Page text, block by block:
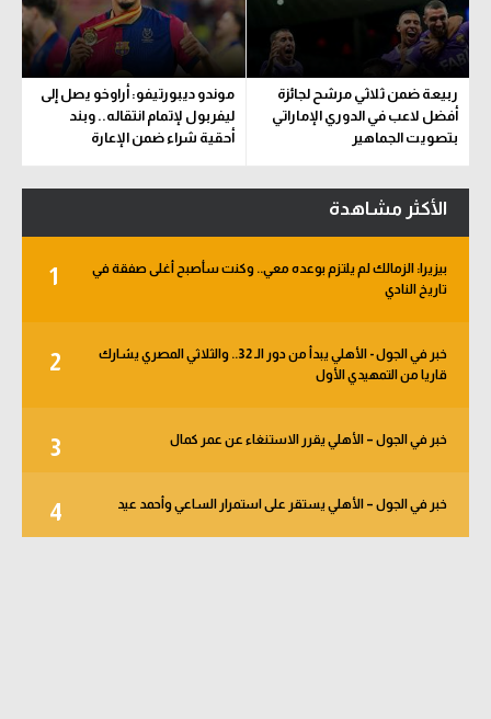
ربيعة ضمن ثلاثي مرشح لجائزة
أفضل لاعب في الدوري الإماراتي
بتصويت الجماهير
موندو ديبورتيفو: أراوخو يصل إلى
ليفربول لإتمام انتقاله.. وبند
أحقية شراء ضمن الإعارة
الأكثر مشاهدة
1
بيزيرا: الزمالك لم يلتزم بوعده معي.. وكنت سأصبح أغلى صفقة في
تاريخ النادي
2
خبر في الجول - الأهلي يبدأ من دور الـ 32.. والثلاثي المصري يشارك
قاريا من التمهيدي الأول
3 خبر في الجول – الأهلي يقرر الاستنغاء عن عمر كمال
4 خبر في الجول – الأهلي يستقر على استمرار الساعي وأحمد عيد